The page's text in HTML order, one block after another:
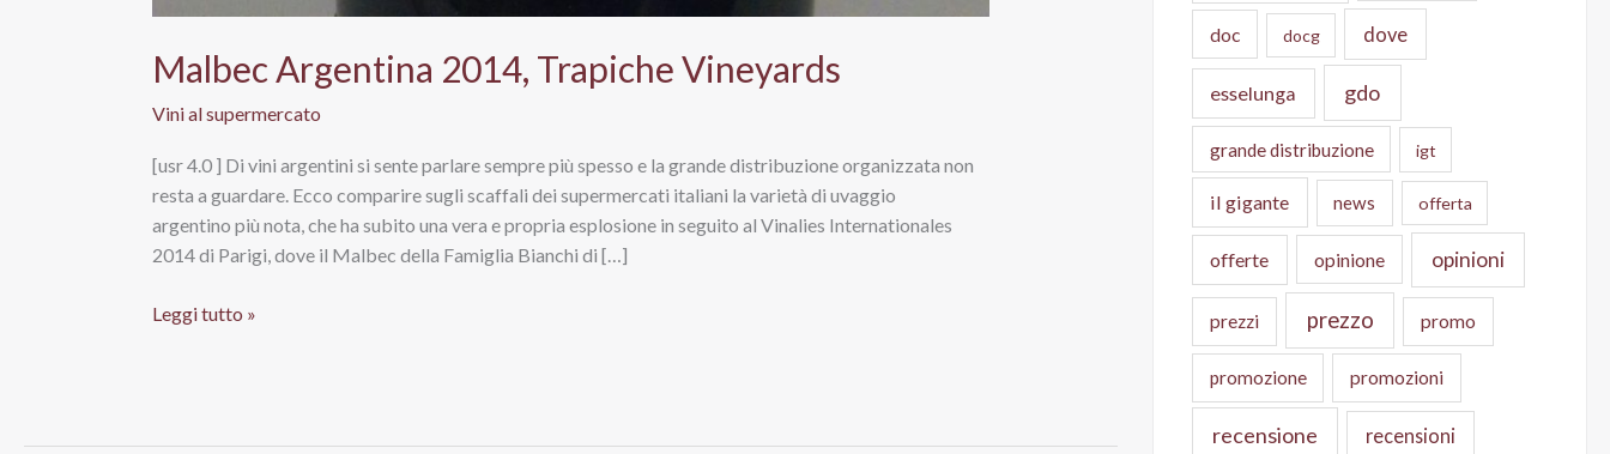
Malbec Argentina 2014, Trapiche Vineyards
Vini al supermercato
[usr 4.0 ] Di vini argentini si sente parlare sempre più spesso e la grande distribuzione organizzata non
resta a guardare. Ecco comparire sugli scaffali dei supermercati italiani la varietà di uvaggio
argentino più nota, che ha subito una vera e propria esplosione in seguito al Vinalies Internationales
2014 di Parigi, dove il Malbec della Famiglia Bianchi di […]
Malbec
Leggi tutto »
doc docg dove
esselunga gdo
grande distribuzione igt
il gigante news offerta
offerte opinione opinioni
prezzi prezzo promo
promozione promozioni
recensione recensioni